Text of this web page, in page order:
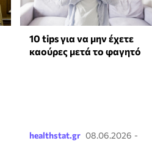
10 tips για να μην έχετε
καούρες μετά το φαγητό
healthstat.gr 08.06.2026 -